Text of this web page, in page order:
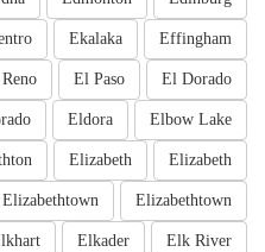
Effingham
Ekalaka
El Dorado
El Paso
Elbow Lake
Eldora
Elizabeth
Elizabeth
Elizabethtown
Elizabethtown
Elk River
Elkader